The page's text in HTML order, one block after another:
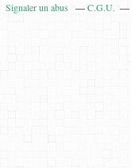
Signaler un abus
C.G.U.